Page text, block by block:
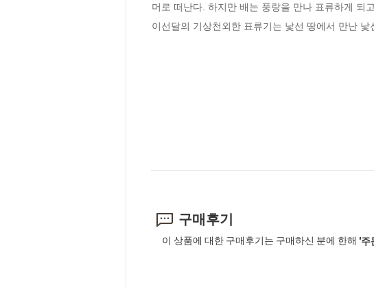
머로 떠난다. 하지만 배는 풍랑을 만나 표류하게
이선달의 기상천외한 표류기는 낯선 땅에서 만난
구매후기
이 상품에 대한 구매후기는 구매하신 분에 한해 '주